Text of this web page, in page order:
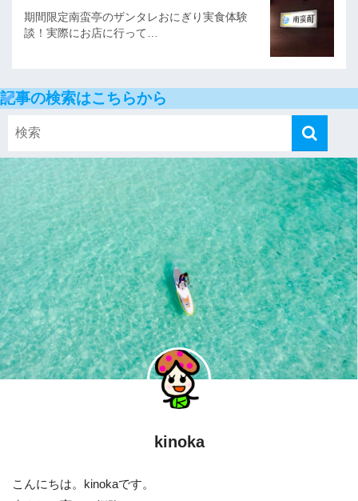
期間限定南蛮亭のザンタレおにぎり実食体験
談！実際にお店に行って…
記事の検索はこちらから
kinoka
こんにちは。kinokaです。